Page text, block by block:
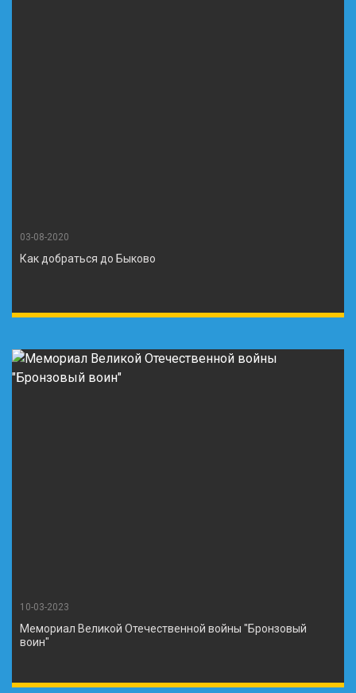
03-08-2020
Как добраться до Быково
10-03-2023
Мемориал Великой Отечественной войны "Бронзовый
воин"